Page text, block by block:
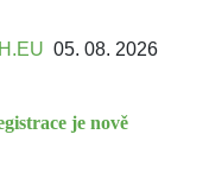
05. 08. 2026
je nově